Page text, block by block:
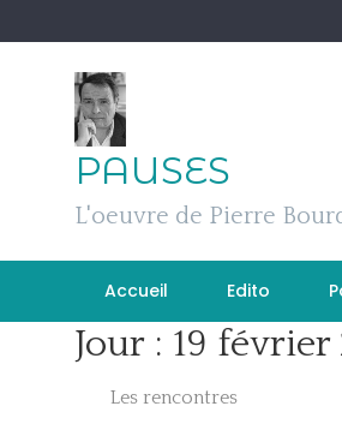
to
PAUSES
L'oeuvre de Pierre
Accueil Edito
Jour : 19 février
Les rencontres